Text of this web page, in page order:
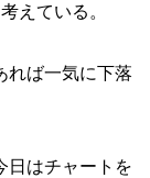
えている。
れば一気に下落
日はチャートを